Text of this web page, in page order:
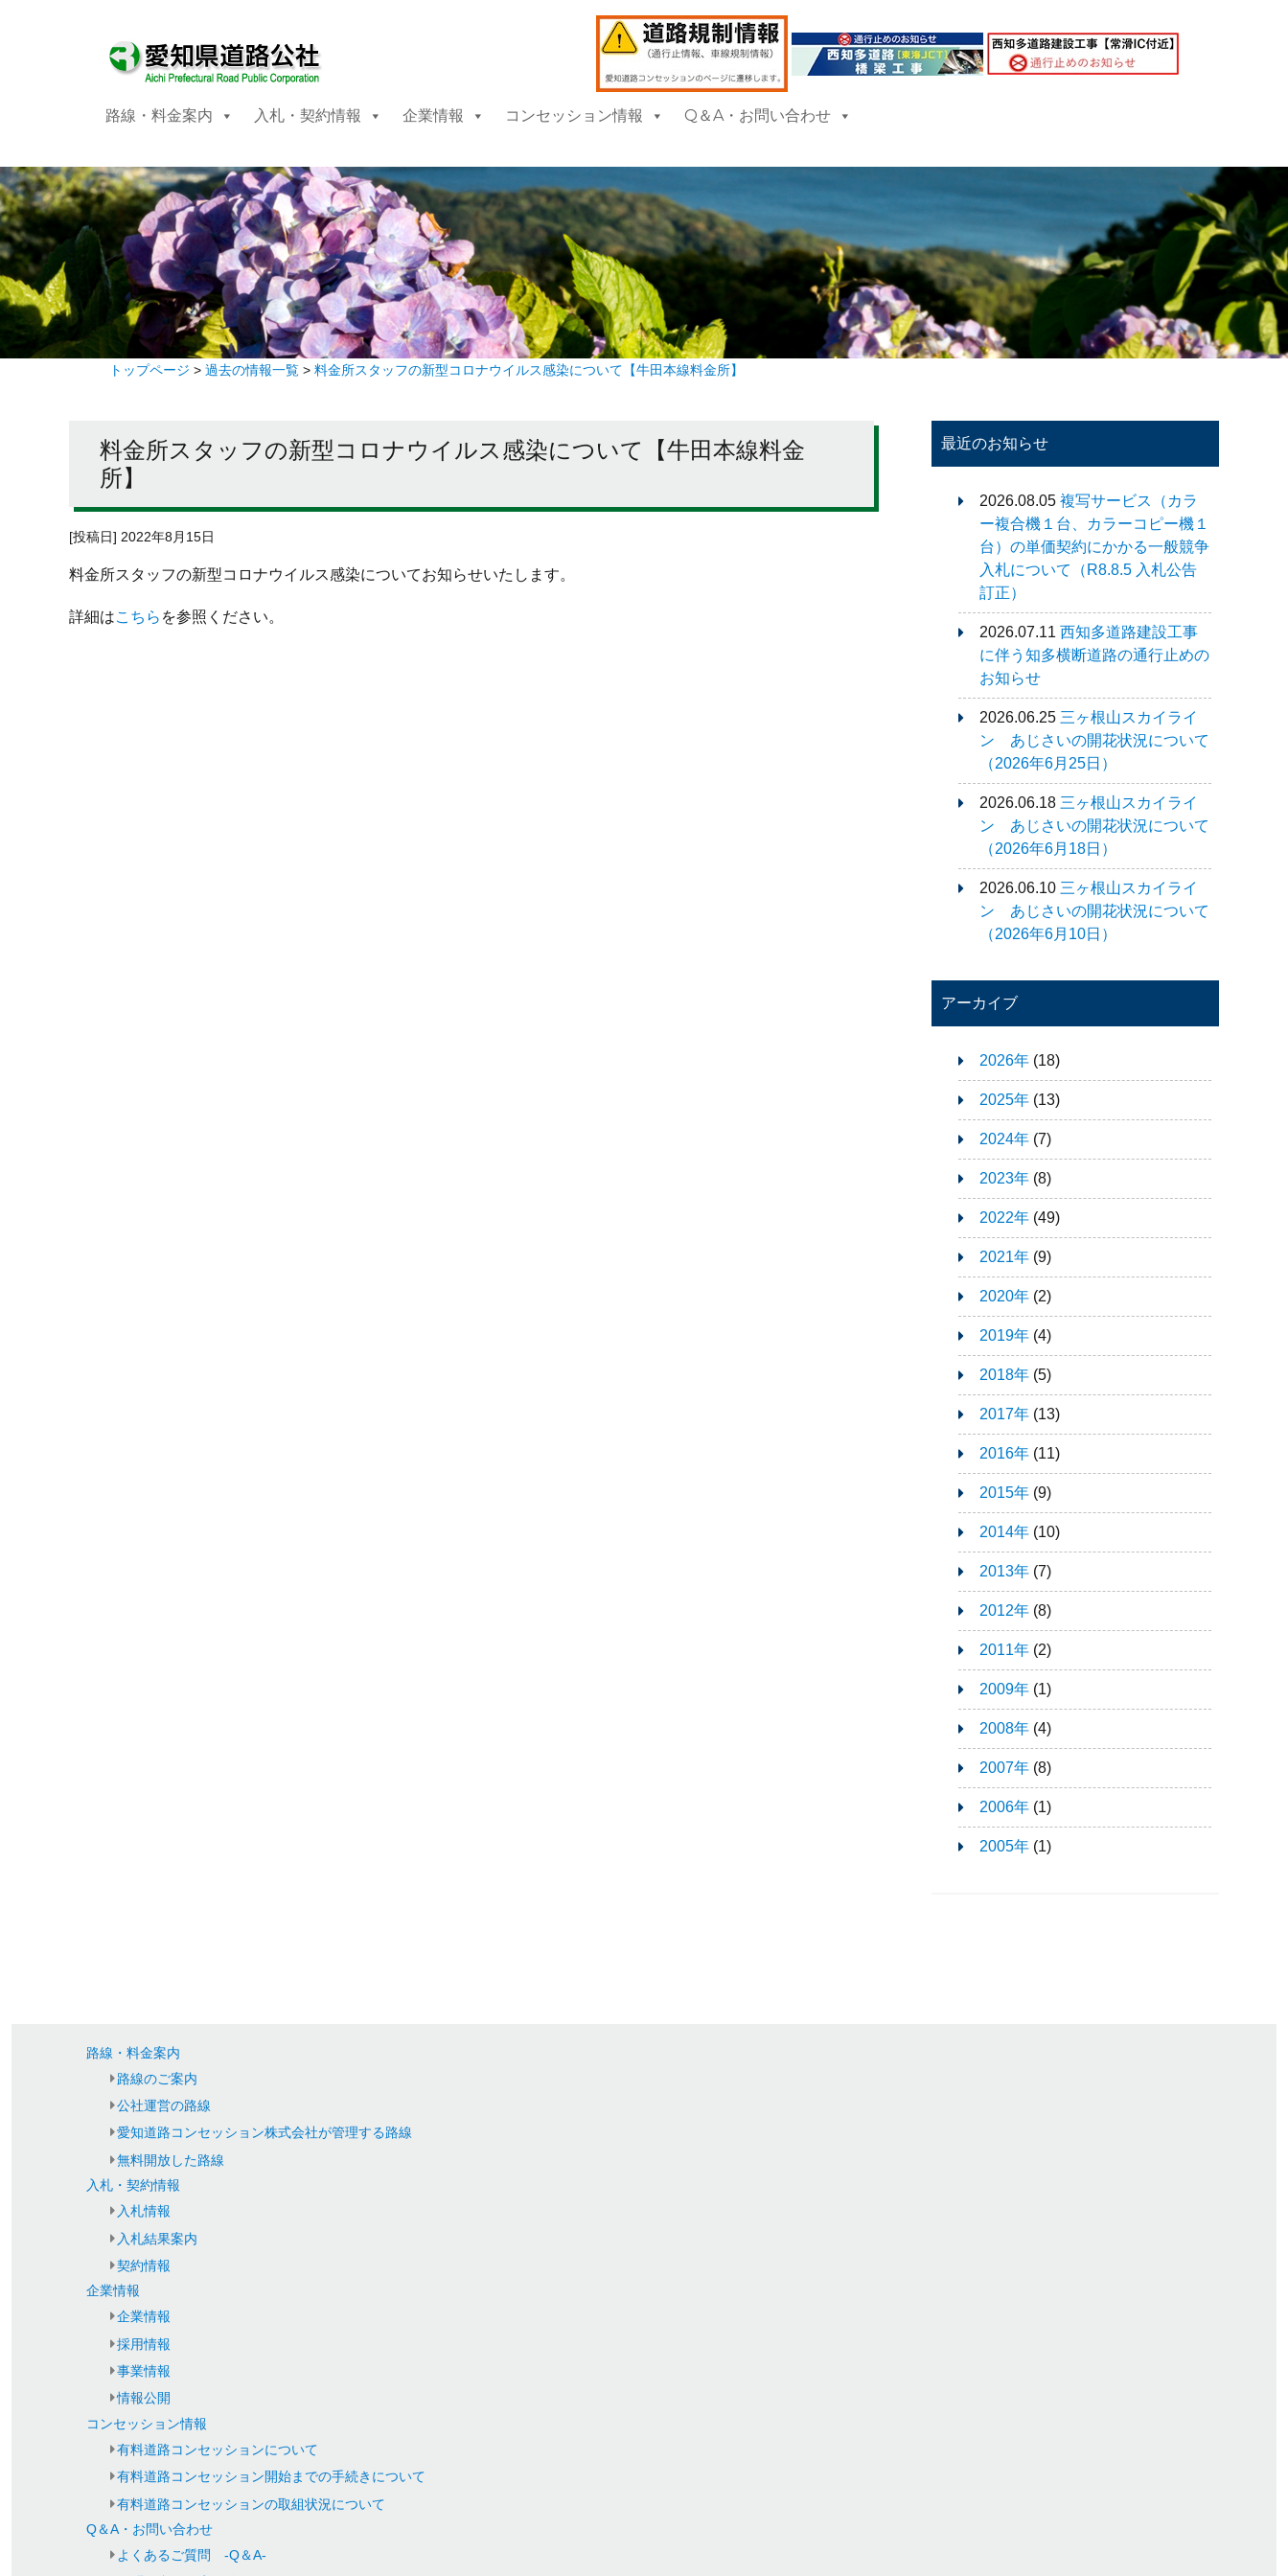
路線・料金案内 入札・契約情報 企業情報 コンセッション情報 Q＆A・お問い合わせ
トップページ > 過去の情報一覧> 料金所スタッフの新型コロナウイルス感染について【牛田本線料金所】
料金所スタッフの新型コロナウイルス感染について【牛田本線料金
所】
[投稿日] 2022年8月15日
料金所スタッフの新型コロナウイルス感染についてお知らせいたします。
詳細はこちら を参照ください。
最近のお知らせ
2026.08.05 複写サービス（カラ
ー複合機１台、カラーコピー機１
台）の単価契約にかかる一般競争
入札について（R8.8.5 入札公告
訂正）
2026.07.11 西知多道路建設工事
に伴う知多横断道路の通行止めの
お知らせ
2026.06.25 三ヶ根山スカイライ
ン あじさいの開花状況について
（2026年6月25日）
2026.06.18 三ヶ根山スカイライ
ン あじさいの開花状況について
（2026年6月18日）
2026.06.10 三ヶ根山スカイライ
ン あじさいの開花状況について
（2026年6月10日）
アーカイブ
2026年 (18)
2025年 (13)
2024年 (7)
2023年 (8)
2022年 (49)
2021年 (9)
2020年 (2)
2019年 (4)
2018年 (5)
2017年 (13)
2016年 (11)
2015年 (9)
2014年 (10)
2013年 (7)
2012年 (8)
2011年 (2)
2009年 (1)
2008年 (4)
2007年 (8)
2006年 (1)
2005年 (1)
路線・料金案内
路線のご案内
公社運営の路線
愛知道路コンセッション株式会社が管理する路線
無料開放した路線
入札・契約情報
入札情報
入札結果案内
契約情報
企業情報
企業情報
採用情報
事業情報
情報公開
コンセッション情報
有料道路コンセッションについて
有料道路コンセッション開始までの手続きについて
有料道路コンセッションの取組状況について
Q＆A・お問い合わせ
よくあるご質問 -Q＆A-